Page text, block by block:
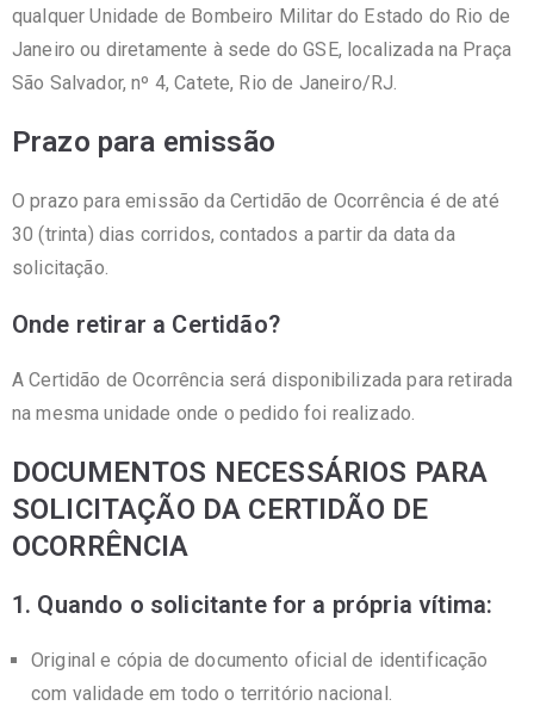
qualquer Unidade de Bombeiro Militar do Estado do Rio de
Janeiro ou diretamente à sede do GSE, localizada na Praça
São Salvador, nº 4, Catete, Rio de Janeiro/RJ.
Prazo para emissão
O prazo para emissão da Certidão de Ocorrência é de até
30 (trinta) dias corridos, contados a partir da data da
solicitação.
Onde retirar a Certidão?
A Certidão de Ocorrência será disponibilizada para retirada
na mesma unidade onde o pedido foi realizado.
DOCUMENTOS NECESSÁRIOS PARA
SOLICITAÇÃO DA CERTIDÃO DE
OCORRÊNCIA
1. Quando o solicitante for a própria vítima:
Original e cópia de documento oficial de identificação
com validade em todo o território nacional.